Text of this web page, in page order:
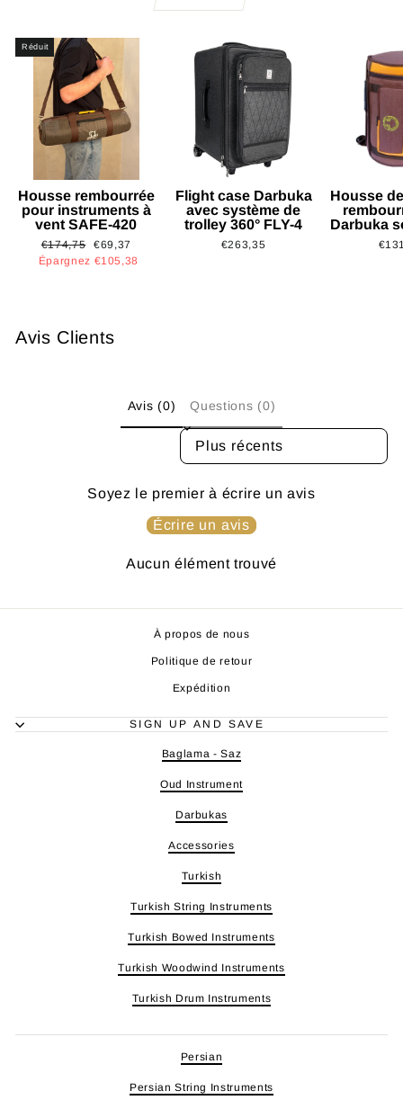
Réduit
Housse rembourrée
pour instruments à
vent SAFE-420
Prix
régulier
€174,75
Prix
réduit
€69,37
Épargnez €105,38
Flight case Darbuka
avec système de
trolley 360° FLY-4
€263,35
Housse
Darbuka
Avis Clients
Avis (0) Questions (0)
SORT REVIEWS BY
Soyez le premier à écrire un avis
Écrire un avis
Aucun élément trouvé
À propos de nous
Politique de retour
Expédition
SIGN UP AND SAVE
Baglama - Saz
Oud Instrument
Darbukas
Accessories
Turkish
Turkish String Instruments
Turkish Bowed Instruments
Turkish Woodwind Instruments
Turkish Drum Instruments
Persian
Persian String Instruments